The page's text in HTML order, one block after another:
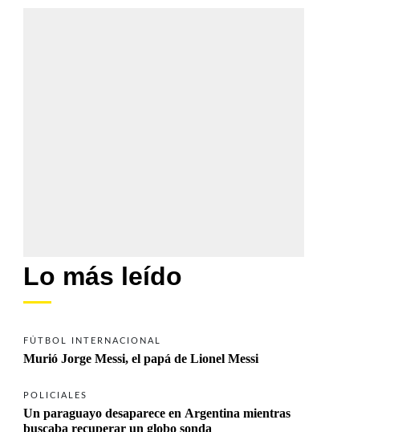
Lo más leído
FÚTBOL INTERNACIONAL
Murió Jorge Messi, el papá de Lionel Messi
POLICIALES
Un paraguayo desaparece en Argentina mientras